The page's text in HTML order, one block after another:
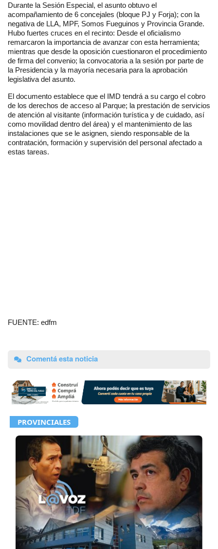
Durante la Sesión Especial, el asunto obtuvo el
acompañamiento de 6 concejales (bloque PJ y Forja); con la
negativa de LLA, MPF, Somos Fueguinos y Provincia Grande.
Hubo fuertes cruces en el recinto: Desde el oficialismo
remarcaron la importancia de avanzar con esta herramienta;
mientras que desde la oposición cuestionaron el procedimiento
de firma del convenio; la convocatoria a la sesión por parte de
la Presidencia y la mayoría necesaria para la aprobación
legislativa del asunto.
El documento establece que el IMD tendrá a su cargo el cobro
de los derechos de acceso al Parque; la prestación de servicios
de atención al visitante (información turística y de cuidado, así
como movilidad dentro del área) y el mantenimiento de las
instalaciones que se le asignen, siendo responsable de la
contratación, formación y supervisión del personal afectado a
estas tareas.
FUENTE: edfm
Comentá esta noticia
PROVINCIALES